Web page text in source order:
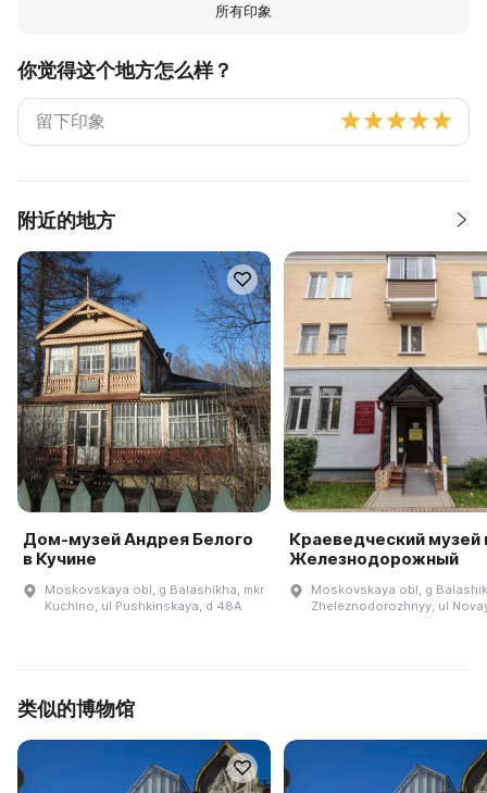
所有印象
你觉得这个地方怎么样？
附近的地方
Дом-музей Андрея Белого
в Кучине
Moskovskaya obl, g Balashikha, mkr
Kuchino, ul Pushkinskaya, d 48A
Краеведческий музей
Железнодорожный
Moskovskaya obl, g
Zheleznodorozhnyy, ul
类似的博物馆